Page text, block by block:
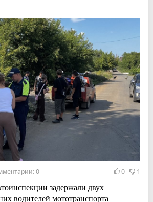
0 0 1
задержали двух
водителей мототранспорта